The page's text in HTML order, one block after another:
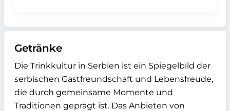
Getränke
Die Trinkkultur in Serbien ist ein Spiegelbild der
serbischen Gastfreundschaft und Lebensfreude,
die durch gemeinsame Momente und
Traditionen geprägt ist. Das Anbieten von